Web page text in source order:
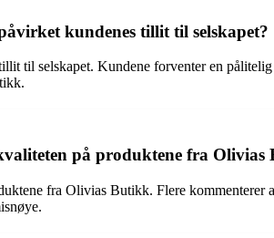
kundenes tillit til selskapet?
til selskapet. Kundene forventer en
på produktene fra Olivias
fra Olivias Butikk. Flere